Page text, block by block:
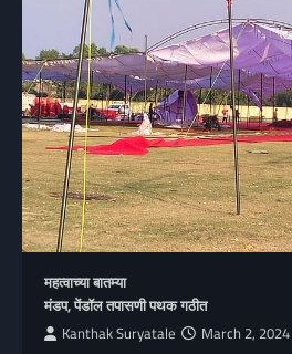
महत्वाच्या बातम्या
मंडप, पेंडॉल तपासणी पथक गठीत
Kanthak Suryatale March 2, 2024